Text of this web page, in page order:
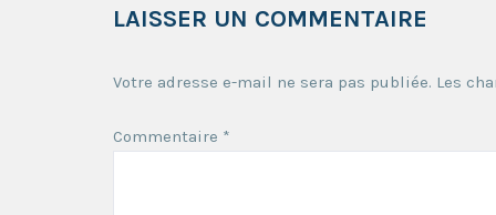
LAISSER UN COMMENTAIRE
Votre adresse e-mail ne sera pas publiée. Les
Commentaire *